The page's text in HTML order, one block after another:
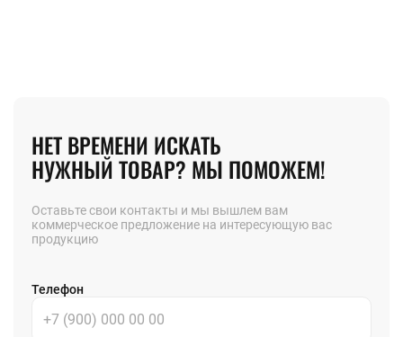
НЕТ ВРЕМЕНИ ИСКАТЬ
НУЖНЫЙ ТОВАР? МЫ ПОМОЖЕМ!
Оставьте свои контакты и мы вышлем вам
коммерческое предложение на интересующую вас
продукцию
Телефон